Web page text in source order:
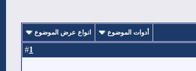
أدوات الموضوع انواع عرض الموضوع
1